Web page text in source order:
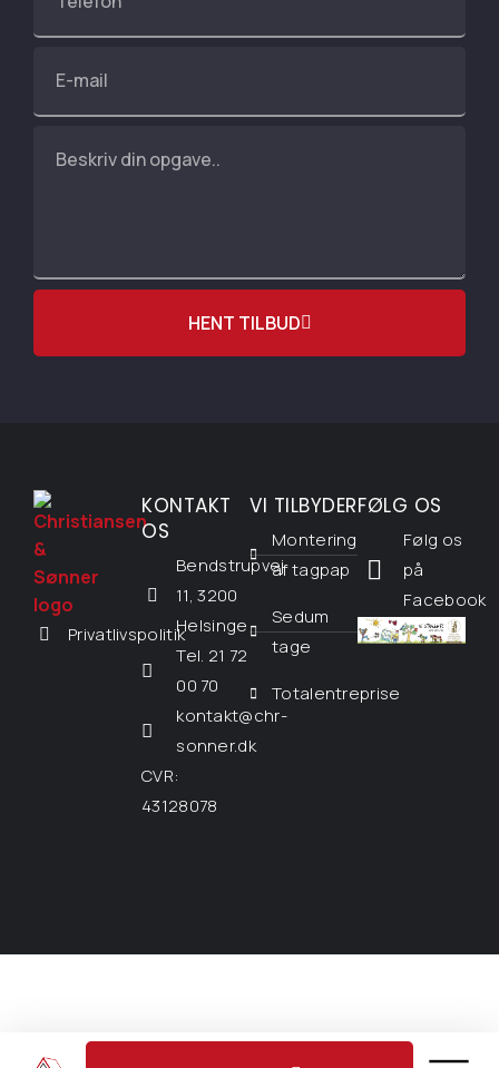
HENT TILBUD
Privatlivspolitik
KONTAKT
OS
Bendstrupvej
11, 3200
Helsinge
Tel. 21 72
00 70
kontakt@chr-
sonner.dk
CVR:
43128078
VI TILBYDER
Montering
af tagpap
Sedum
tage
Totalentreprise
FØLG OS
Følg os
på
Facebook